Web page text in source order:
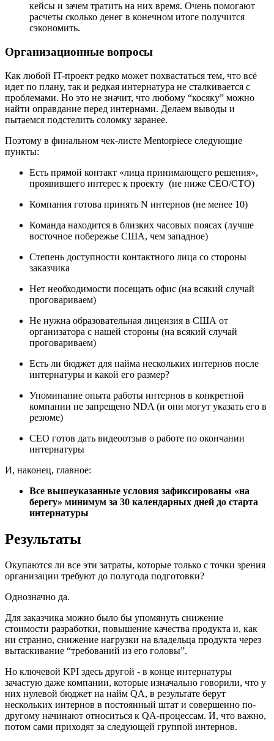
кейсы и зачем тратить на них время. Очень помогают
расчеты сколько денег в конечном итоге получится
сэкономить.
Организационные вопросы
Как любой IT-проект редко может похвастаться тем, что всё
идет по плану, так и редкая интернатура не сталкивается с
проблемами. Но это не значит, что любому “косяку” можно
найти оправдание перед интернами. Делаем выводы и
пытаемся подстелить соломку заранее.
Поэтому в финальном чек-листе Mentorpiece следующие
пункты:
Есть прямой контакт «лица принимающего решения»,
проявившего интерес к проекту (не ниже CEO/CTO)
Компания готова принять N интернов (не менее 10)
Команда находится в близких часовых поясах (лучше
восточное побережье США, чем западное)
Степень доступности контактного лица со стороны
заказчика
Нет необходимости посещать офис (на всякий случай
проговариваем)
Не нужна образовательная лицензия в США от
организатора с нашей стороны (на всякий случай
проговариваем)
Есть ли бюджет для найма нескольких интернов после
интернатуры и какой его размер?
Упоминание опыта работы интернов в конкретной
компании не запрещено NDA (и они могут указать его в
резюме)
CEO готов дать видеоотзыв о работе по окончании
интернатуры
И, наконец, главное:
Все вышеуказанные условия зафиксированы «на
берегу» минимум за 30 календарных дней до старта
интернатуры
Результаты
Окупаются ли все эти затраты, которые только с точки зрения
организации требуют до полугода подготовки?
Однозначно да.
Для заказчика можно было бы упомянуть снижение
стоимости разработки, повышение качества продукта и, как
ни странно, снижение нагрузки на владельца продукта через
вытаскивание “требований из его головы”.
Но ключевой KPI здесь другой - в конце интернатуры
зачастую даже компании, которые изначально говорили, что у
них нулевой бюджет на найм QA, в результате берут
нескольких интернов в постоянный штат и совершенно по-
другому начинают относиться к QA-процессам. И, что важно,
потом сами приходят за следующей группой интернов.